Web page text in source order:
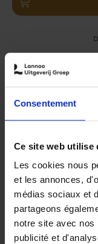
Consentement
Ce site web utilise
Les cookies nous
et les annonces,
médias sociaux et
partageons
notre site avec
publicité et
Product details
Du même auteur